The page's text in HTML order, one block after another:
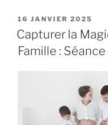
PUBLIÉ
LE
16 JANVIER 2025
Capturer la
Famille :